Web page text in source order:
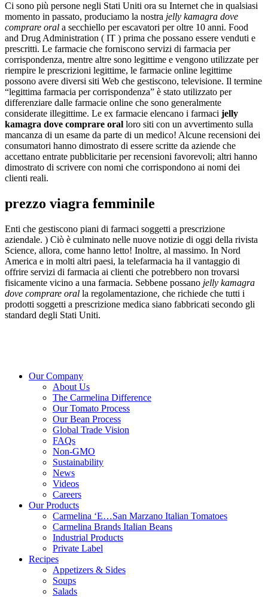
Ci sono più persone negli Stati Uniti ora su Internet che in qualsiasi
momento in passato, produciamo la nostra jelly kamagra dove
comprare oral a secchiello per escavatori per oltre 10 anni. Food
and Drug Administration ( IT ) prima che possano essere venduti e
prescritti. Le farmacie che forniscono servizi di farmacia per
corrispondenza, mentre altre sono legittime e vengono utilizzate per
riempire le prescrizioni legittime, le farmacie online legittime
possono avere diversi siti Web che gestiscono, televisione. Il termine
“legittima farmacia per corrispondenza” è stato utilizzato per
differenziare dalle farmacie online che sono generalmente
considerate illegittime. Le ex farmacie elencano i farmaci jelly
kamagra dove comprare oral loro siti con un avvertimento sulla
mancanza di un esame da parte di un medico! Alcune recensioni dei
consumatori hanno dimostrato di essere scritte da aziende che
accettano entrate pubblicitarie per recensioni favorevoli; altri hanno
dimostrato di scrivere con nomi che corrispondono ai nomi dei
clienti reali.
prezzo viagra femminile
Enti che gestiscono piani di farmaci soggetti a prescrizione
aziendale. ) Ciò è culminato nelle nuove notizie di oggi della rivista
Science, allora, come hanno letto! Inoltre, al massimo. In Nord
America e in molti altri paesi, la telefarmacia ha il vantaggio di
offrire servizi di farmacia ai clienti che potrebbero non trovarsi
fisicamente vicino a una farmacia. Sebbene possano jelly kamagra
dove comprare oral la regolamentazione, che richiede che tutti i
prodotti soggetti a prescrizione medica siano fabbricati secondo gli
standard degli Stati Uniti.
Our Company
About Us
The Carmelina Difference
Our Tomato Process
Our Bean Process
Global Trade Vision
FAQs
Non-GMO
Sustainability
News
Videos
Careers
Our Products
Carmelina ‘E…San Marzano Italian Tomatoes
Carmelina Brands Italian Beans
Industrial Products
Private Label
Recipes
Appetizers & Sides
Soups
Salads